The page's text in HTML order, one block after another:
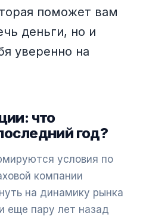
поможет вам
деньги, но и
уверенно на
что
год?
условия по
компании
на динамику рынка
еще пару лет назад